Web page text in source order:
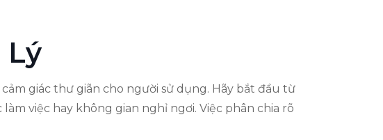
Lý
giác thư giãn cho người sử dụng. Hãy bắt đầu từ
việc hay không gian nghỉ ngơi. Việc phân chia rõ